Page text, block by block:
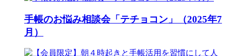
手帳のお悩み相談会「テチョコン」（2025年7
月）